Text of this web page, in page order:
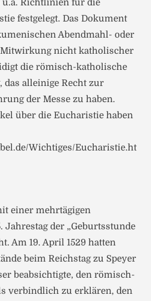
u.a. Richtlinien für die
festgelegt. Das Dokument
Abendmahl- oder
nicht katholischer
die römisch-katholische
das alleinige Recht zur
der Messe zu haben.
über die Eucharistie haben
Wichtiges/Eucharistie.ht
einer mehrtägigen
der „Geburtsstunde
Am 19. April 1529 hatten
beim Reichstag zu Speyer
beabsichtigte, den römisch-
verbindlich zu erklären, den